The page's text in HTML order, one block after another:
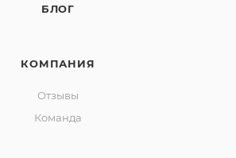
БЛОГ
КОМПАНИЯ
Отзывы
Команда